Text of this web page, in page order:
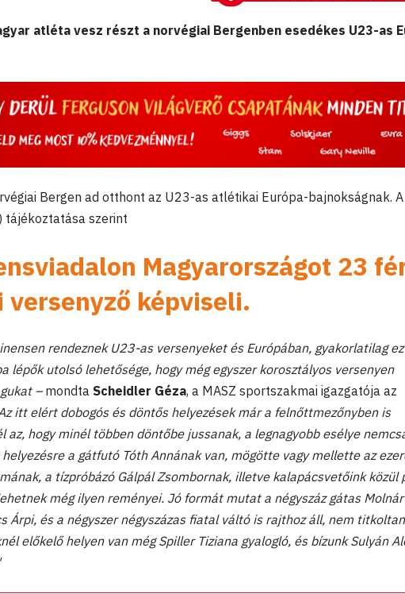
atléta vesz részt a norvégiai Bergenben esedékes U23-as
Bergen ad otthont az U23-as atlétikai Európa-bajnokságnak. A
tájékoztatása szerint
Magyarországot 23
versenyző képviseli.
rendeznek U23-as versenyeket és Európában, gyakorlatilag
lépők utolsó lehetősége, hogy még egyszer korosztályos versenyen
– mondta Scheidler Géza, a MASZ sportszakmai igazgatója az
itt elért dobogós és döntős helyezések már a felnőttmezőnyben is
az, hogy minél többen döntőbe jussanak, a legnagyobb esélye
a gátfutó Tóth Annának van, mögötte vagy mellette az
a tízpróbázó Gálpál Zsombornak, illetve kalapácsvetőink közül
még ilyen reményei. Jó formát mutat a négyszáz gátas
Árpi, és a négyszer négyszázas fiatal váltó is rajthoz áll, nem
előkelő helyen van még Spiller Tiziana gyalogló, és bízunk Sulyán